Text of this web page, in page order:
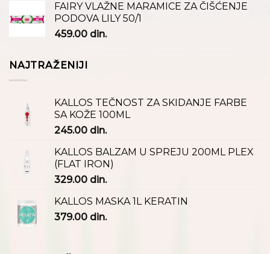
FAIRY VLAŽNE MARAMICE ZA ČIŠĆENJE
PODOVA LILY 50/1
459.00 din.
NAJTRAŽENIJI
KALLOS TEČNOST ZA SKIDANJE FARBE
SA KOŽE 100ML
245.00 din.
KALLOS BALZAM U SPREJU 200ML PLEX
(FLAT IRON)
329.00 din.
KALLOS MASKA 1L KERATIN
379.00 din.